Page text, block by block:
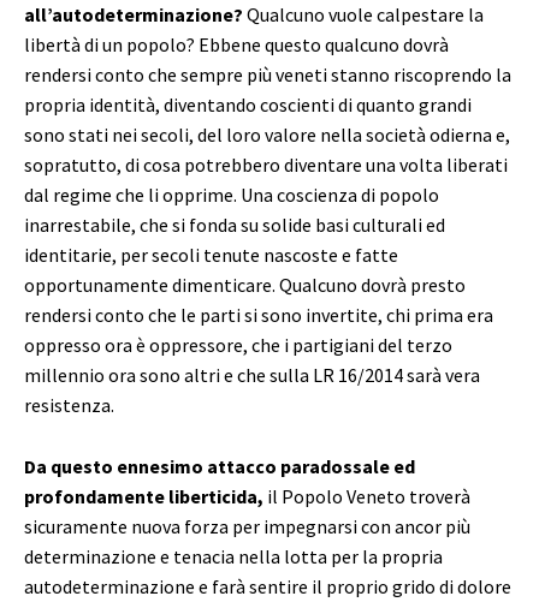
all’autodeterminazione? Qualcuno vuole calpestare la
libertà di un popolo? Ebbene questo qualcuno dovrà
rendersi conto che sempre più veneti stanno riscoprendo la
propria identità, diventando coscienti di quanto grandi
sono stati nei secoli, del loro valore nella società odierna e,
sopratutto, di cosa potrebbero diventare una volta liberati
dal regime che li opprime. Una coscienza di popolo
inarrestabile, che si fonda su solide basi culturali ed
identitarie, per secoli tenute nascoste e fatte
opportunamente dimenticare. Qualcuno dovrà presto
rendersi conto che le parti si sono invertite, chi prima era
oppresso ora è oppressore, che i partigiani del terzo
millennio ora sono altri e che sulla LR 16/2014 sarà vera
resistenza.
Da questo ennesimo attacco paradossale ed
profondamente liberticida, il Popolo Veneto troverà
sicuramente nuova forza per impegnarsi con ancor più
determinazione e tenacia nella lotta per la propria
autodeterminazione e farà sentire il proprio grido di dolore